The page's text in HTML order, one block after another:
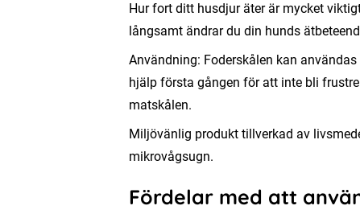
Hur fort ditt husdjur äter är mycket
långsamt ändrar du din hunds
Användning: Foderskålen kan
hjälp första gången för att inte bli
matskålen.
Miljövänlig produkt tillverkad av
mikrovågsugn.
Fördelar med att